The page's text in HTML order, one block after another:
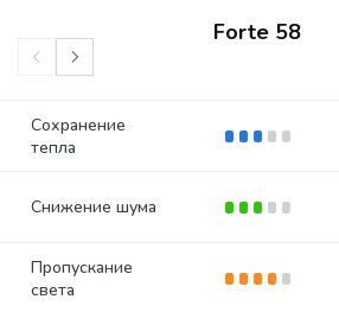
Forte 58
Сохранение
тепла
Снижение шума
Пропускание
света